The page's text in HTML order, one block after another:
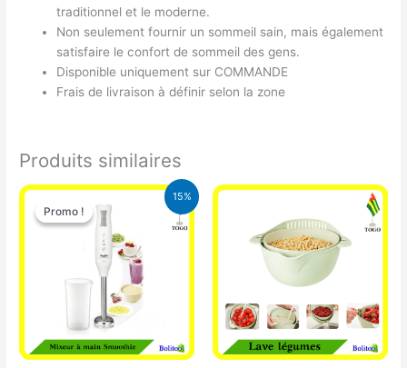
traditionnel et le moderne.
Non seulement fournir un sommeil sain, mais également
satisfaire le confort de sommeil des gens.
Disponible uniquement sur COMMANDE
Frais de livraison à définir selon la zone
Produits similaires
15%
Promo !
Promo !
Le
prix
initial
était :
12.900 CFA.
Le